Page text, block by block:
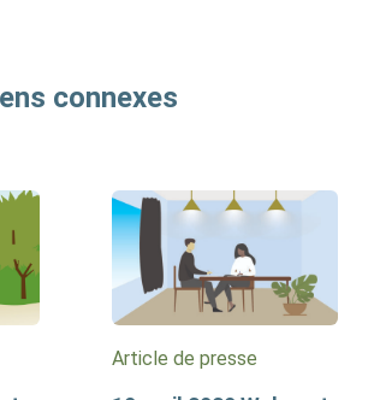
connexes
Article de presse